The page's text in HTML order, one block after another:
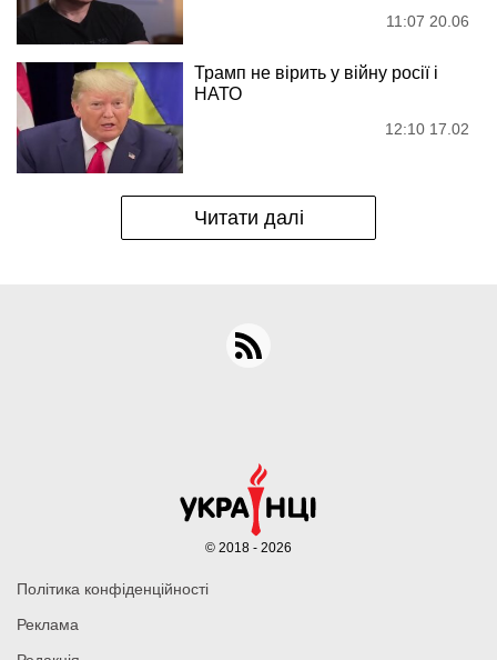
11:07 20.06
Трамп не вірить у війну росії і
НАТО
12:10 17.02
Читати далі
Політика конфіденційності
Реклама
© 2018 - 2026